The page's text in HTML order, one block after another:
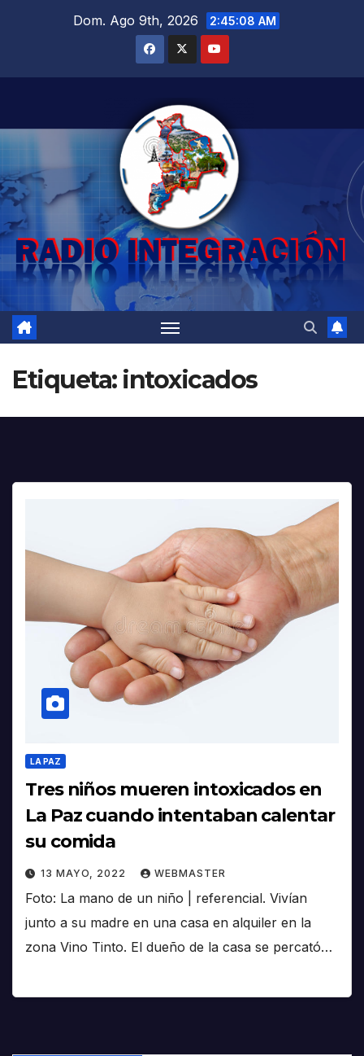
Dom. Ago 9th, 2026 2:45:09 AM
Etiqueta: intoxicados
LA PAZ
Tres niños mueren intoxicados en
La Paz cuando intentaban calentar
su comida
13 MAYO, 2022 WEBMASTER
Foto: La mano de un niño | referencial. Vivían
junto a su madre en una casa en alquiler en la
zona Vino Tinto. El dueño de la casa se percató…